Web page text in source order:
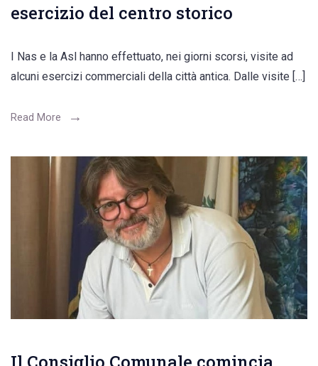
esercizio del centro storico
I Nas e la Asl hanno effettuato, nei giorni scorsi, visite ad
alcuni esercizi commerciali della città antica. Dalle visite […]
Read More